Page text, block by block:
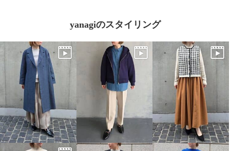
yanagiのスタイリング